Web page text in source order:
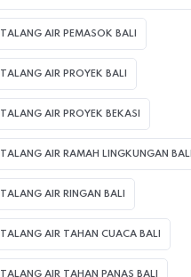
TALANG AIR PEMASOK BALI
TALANG AIR PROYEK BALI
TALANG AIR PROYEK BEKASI
TALANG AIR RAMAH LINGKUNGAN BALI
TALANG AIR RINGAN BALI
TALANG AIR TAHAN CUACA BALI
TALANG AIR TAHAN PANAS BALI